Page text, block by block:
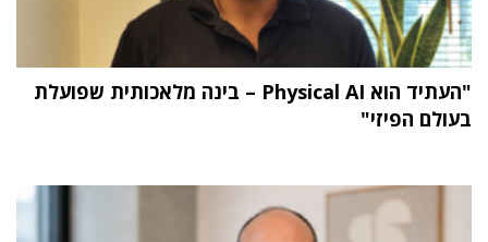
"העתיד הוא Physical AI – בינה מלאכותית שפועלת
בעולם הפיזי"